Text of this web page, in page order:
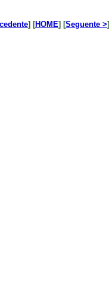
] [HOME] [Seguente >]